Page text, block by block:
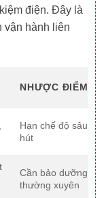
điện. Đây là
vận hành liên
NHƯỢC ĐIỂM
Hạn chế độ sâu
hút
Cần bảo dưỡng
thường xuyên